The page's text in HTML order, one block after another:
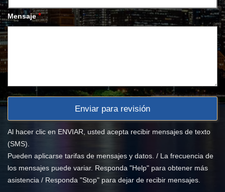
Mensaje *
Al hacer clic en ENVIAR, usted acepta recibir mensajes de texto
(SMS).
Pueden aplicarse tarifas de mensajes y datos. / La frecuencia de
los mensajes puede variar. Responda "Help" para obtener más
asistencia / Responda "Stop" para dejar de recibir mensajes.